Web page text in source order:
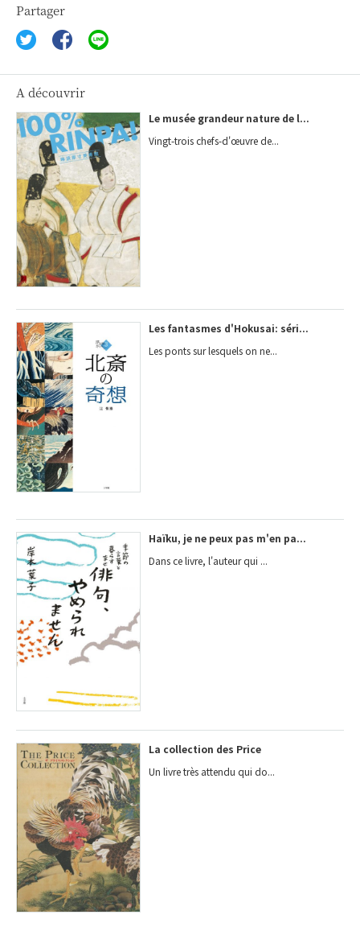
Partager
A découvrir
Le musée grandeur nature de l...
Vingt-trois chefs-d'œuvre de...
Les fantasmes d'Hokusai: séri...
Les ponts sur lesquels on ne...
Haïku, je ne peux pas m'en pa...
Dans ce livre, l'auteur qui ...
La collection des Price
Un livre très attendu qui do...